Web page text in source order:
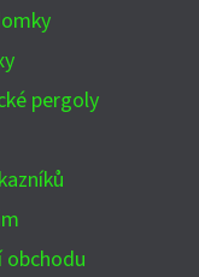
pergoly
obchodu